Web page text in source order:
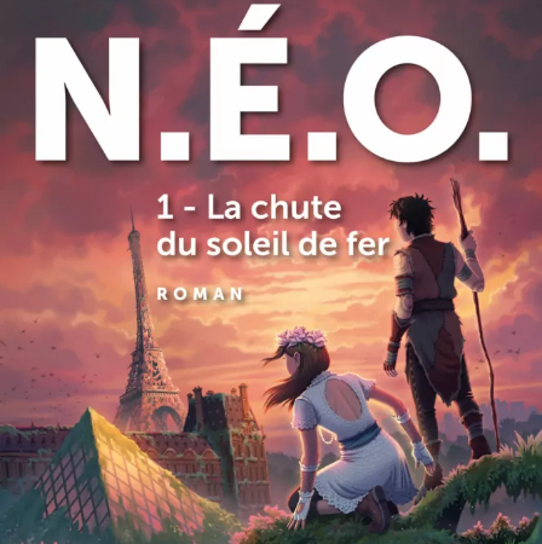
N.É.O. 1 – La Chute du soleil de fer
Michel Bussi
40 €